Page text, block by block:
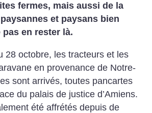
fermes, mais aussi de la
et paysans bien
pas en rester là.
28 octobre, les tracteurs et les
en provenance de Notre-
sont arrivés, toutes pancartes
du palais de justice d’Amiens.
été affrétés depuis de